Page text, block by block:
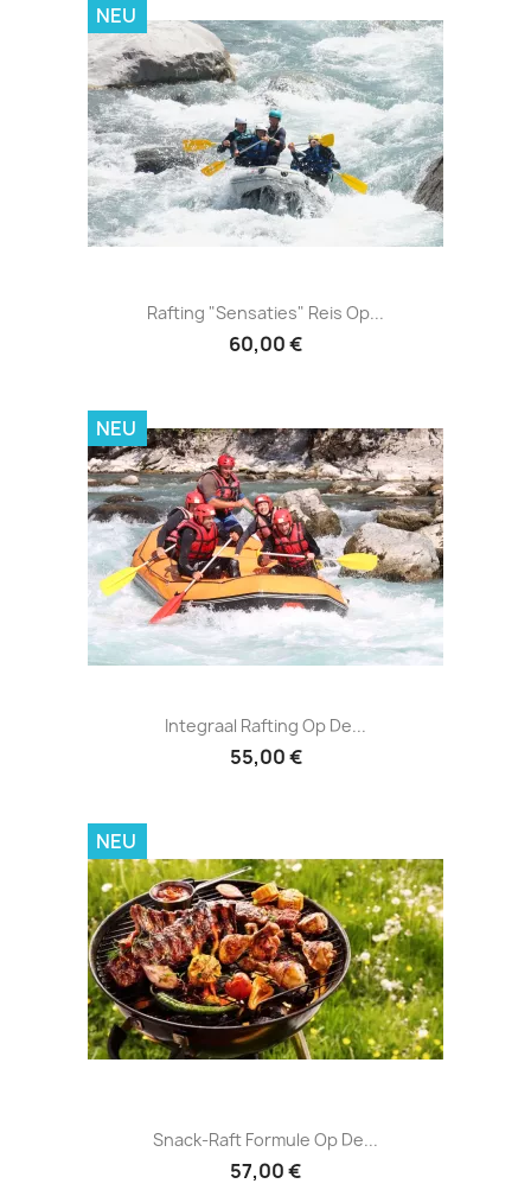
Rafting "Sensaties" Reis Op...
60,00 €
NEU
Integraal Rafting Op De...
55,00 €
NEU
Snack-Raft Formule Op De...
57,00 €
NEU